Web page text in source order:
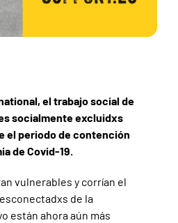
el trabajo social de
socialmente excluidxs
el periodo de contención
de Covid-19.
vulnerables y corrían el
de la
están ahora aún más